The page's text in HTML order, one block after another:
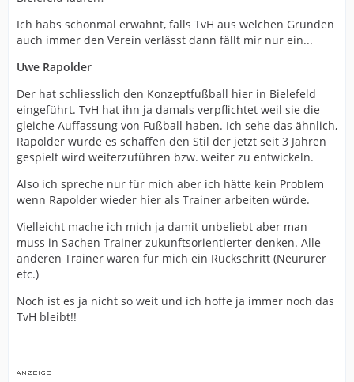
Ich habs schonmal erwähnt, falls TvH aus welchen Gründen
auch immer den Verein verlässt dann fällt mir nur ein...
Uwe Rapolder
Der hat schliesslich den Konzeptfußball hier in Bielefeld
eingeführt. TvH hat ihn ja damals verpflichtet weil sie die
gleiche Auffassung von Fußball haben. Ich sehe das ähnlich,
Rapolder würde es schaffen den Stil der jetzt seit 3 Jahren
gespielt wird weiterzuführen bzw. weiter zu entwickeln.
Also ich spreche nur für mich aber ich hätte kein Problem
wenn Rapolder wieder hier als Trainer arbeiten würde.
Vielleicht mache ich mich ja damit unbeliebt aber man
muss in Sachen Trainer zukunftsorientierter denken. Alle
anderen Trainer wären für mich ein Rückschritt (Neururer
etc.)
Noch ist es ja nicht so weit und ich hoffe ja immer noch das
TvH bleibt!!